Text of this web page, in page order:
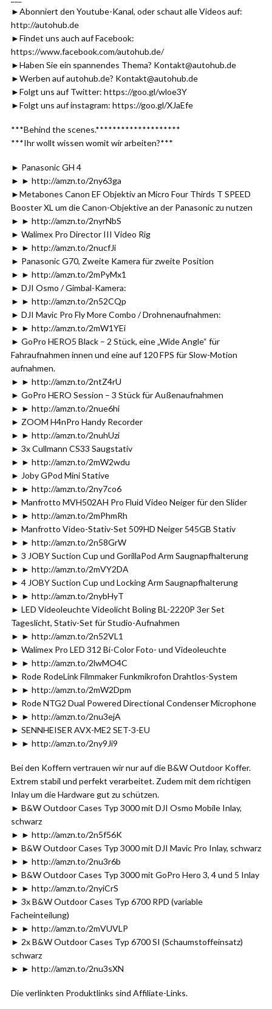
►Abonniert den Youtube-Kanal, oder schaut alle Videos auf:
http://autohub.de
►Findet uns auch auf Facebook:
https://www.facebook.com/autohub.de/
►Haben Sie ein spannendes Thema? Kontakt@autohub.de
►Werben auf autohub.de? Kontakt@autohub.de
►Folgt uns auf Twitter: https://goo.gl/wloe3Y
►Folgt uns auf instagram: https://goo.gl/XJaEfe
***Behind the scenes.********************
***Ihr wollt wissen womit wir arbeiten?***
► Panasonic GH 4
► ► http://amzn.to/2ny63ga
►Metabones Canon EF Objektiv an Micro Four Thirds T SPEED
Booster XL um die Canon-Objektive an der Panasonic zu nutzen
► ► http://amzn.to/2nyrNbS
► Walimex Pro Director III Video Rig
► ► http://amzn.to/2nucfJi
► Panasonic G70, Zweite Kamera für zweite Position
► ► http://amzn.to/2mPyMx1
► DJI Osmo / Gimbal-Kamera:
► ► http://amzn.to/2n52CQp
► DJI Mavic Pro Fly More Combo / Drohnenaufnahmen:
► ► http://amzn.to/2mW1YEi
► GoPro HERO5 Black – 2 Stück, eine „Wide Angle“ für
Fahraufnahmen innen und eine auf 120 FPS für Slow-Motion
aufnahmen.
► ► http://amzn.to/2ntZ4rU
► GoPro HERO Session – 3 Stück für Außenaufnahmen
► ► http://amzn.to/2nue6hi
► ZOOM H4nPro Handy Recorder
► ► http://amzn.to/2nuhUzi
► 3x Cullmann CS33 Saugstativ
► ► http://amzn.to/2mW2wdu
► Joby GPod Mini Stative
► ► http://amzn.to/2ny7co6
► Manfrotto MVH502AH Pro Fluid Video Neiger für den Slider
► ► http://amzn.to/2mPhmRh
► Manfrotto Video-Stativ-Set 509HD Neiger 545GB Stativ
► ► http://amzn.to/2n58GrW
► 3 JOBY Suction Cup und GorillaPod Arm Saugnapfhalterung
► ► http://amzn.to/2mVY2DA
► 4 JOBY Suction Cup und Locking Arm Saugnapfhalterung
► ► http://amzn.to/2nybHyT
► LED Videoleuchte Videolicht Boling BL-2220P 3er Set
Tageslicht, Stativ-Set für Studio-Aufnahmen
► ► http://amzn.to/2n52VL1
► Walimex Pro LED 312 Bi-Color Foto- und Videoleuchte
► ► http://amzn.to/2lwMO4C
► Rode RodeLink Filmmaker Funkmikrofon Drahtlos-System
► ► http://amzn.to/2mW2Dpm
► Rode NTG2 Dual Powered Directional Condenser Microphone
► ► http://amzn.to/2nu3ejA
► SENNHEISER AVX-ME2 SET-3-EU
► ► http://amzn.to/2ny9Ji9
Bei den Koffern vertrauen wir nur auf die B&W Outdoor Koffer.
Extrem stabil und perfekt verarbeitet. Zudem mit dem richtigen
Inlay um die Hardware gut zu schützen.
► B&W Outdoor Cases Typ 3000 mit DJI Osmo Mobile Inlay,
schwarz
► ► http://amzn.to/2n5f56K
► B&W Outdoor Cases Typ 3000 mit DJI Mavic Pro Inlay, schwarz
► ► http://amzn.to/2nu3r6b
► B&W Outdoor Cases Typ 3000 mit GoPro Hero 3, 4 und 5 Inlay
► ► http://amzn.to/2nyiCrS
► 3x B&W Outdoor Cases Typ 6700 RPD (variable
Facheinteilung)
► ► http://amzn.to/2mVUVLP
► 2x B&W Outdoor Cases Typ 6700 SI (Schaumstoffeinsatz)
schwarz
► ► http://amzn.to/2nu3sXN
Die verlinkten Produktlinks sind Affiliate-Links.